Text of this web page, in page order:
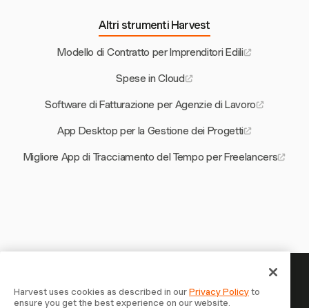
Altri strumenti Harvest
Modello di Contratto per Imprenditori Edili
Spese in Cloud
Software di Fatturazione per Agenzie di Lavoro
App Desktop per la Gestione dei Progetti
Migliore App di Tracciamento del Tempo per Freelancers
Il tuo tempo merita di essere
Harvest uses cookies as described in ourPrivacy Policyto
ensure you get the best experience on our website.